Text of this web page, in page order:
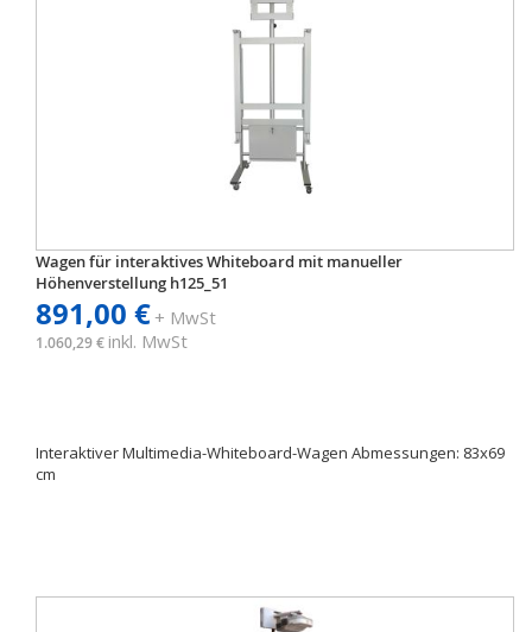
Wagen für interaktives Whiteboard mit manueller
Höhenverstellung h125_51
891,00 €+ MwSt
1.060,29 € inkl. MwSt
Interaktiver Multimedia-Whiteboard-Wagen Abmessungen: 83x69
cm